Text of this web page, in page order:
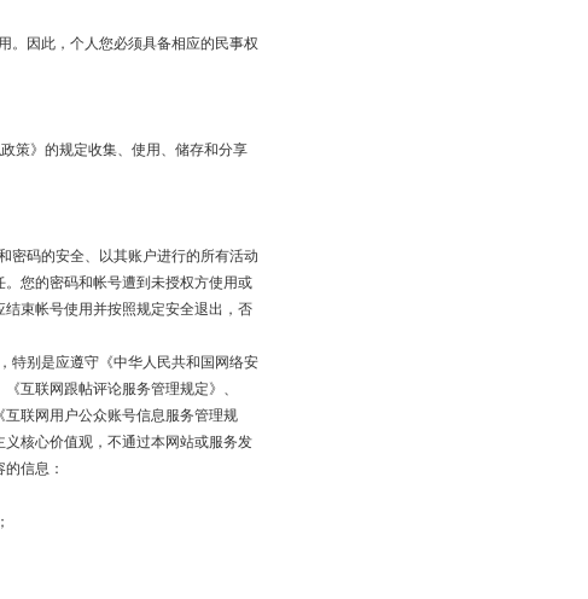
因此，个人您必须具备相应的民事权
策》的规定收集、使用、储存和分享
码的安全、以其账户进行的所有活动
您的密码和帐号遭到未授权方使用或
束帐号使用并按照规定安全退出，否
别是应遵守《中华人民共和国网络安
互联网跟帖评论服务管理规定》、
互联网用户公众账号信息服务管理规
核心价值观，不通过本网站或服务发
信息：